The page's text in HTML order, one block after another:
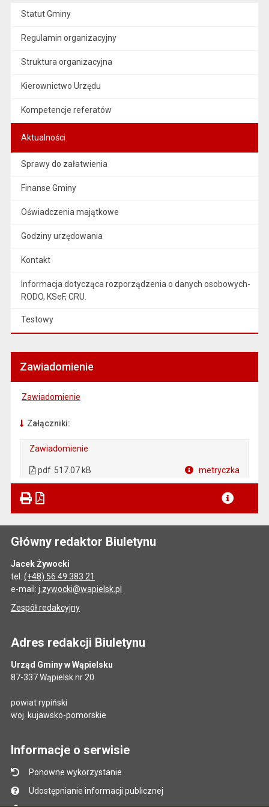
Statut Gminy
Regulamin organizacyjny
Struktura organizacyjna
Kierownictwo Urzędu
Kompetencje referatów
Aktualności
Sprawy do załatwienia
Finanse Gminy
Oświadczenia majątkowe
Godziny urzędowania
Kontakt
Informacja dotycząca rozporządzenia o danych osobowych-
RODO, KSeF, CRU.
Testowy
Zawiadomienie
Zawiadomienie
Załączniki:
Zawiadomienie
pdf 517.07 kB metryczka
Główny redaktor Biuletynu
Jacek Żywocki
tel. (+48) 56 49 383 21
e-mail: j.zywocki@wapielsk.pl
Zespół redakcyjny
Adres redakcji Biuletynu
Urząd Gminy w Wąpielsku
87-337 Wąpielsk nr 20
powiat rypiński
woj. kujawsko-pomorskie
Informacje o serwisie
Ponowne wykorzystanie
Udostępnianie informacji publicznej